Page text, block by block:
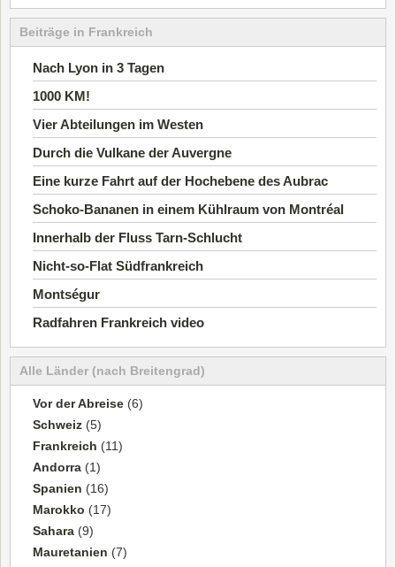
Beiträge in Frankreich
Nach Lyon in 3 Tagen
1000 KM!
Vier Abteilungen im Westen
Durch die Vulkane der Auvergne
Eine kurze Fahrt auf der Hochebene des Aubrac
Schoko-Bananen in einem Kühlraum von Montréal
Innerhalb der Fluss Tarn-Schlucht
Nicht-so-Flat Südfrankreich
Montségur
Radfahren Frankreich video
Alle Länder (nach Breitengrad)
Vor der Abreise (6)
Schweiz (5)
Frankreich (11)
Andorra (1)
Spanien (16)
Marokko (17)
Sahara (9)
Mauretanien (7)